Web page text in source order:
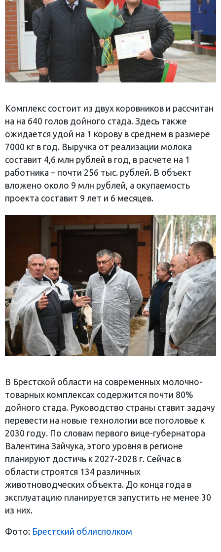
Комплекс состоит из двух коровников и рассчитан
на на 640 голов дойного стада. Здесь также
ожидается удой на 1 корову в среднем в размере
7000 кг в год. Выручка от реализации молока
составит 4,6 млн рублей в год, в расчете на 1
работника – почти 256 тыс. рублей. В объект
вложено около 9 млн рублей, а окупаемость
проекта составит 9 лет и 6 месяцев.
В Брестской области на современных молочно-
товарных комплексах содержится почти 80%
дойного стада. Руководство страны ставит задачу
перевести на новые технологии все поголовье к
2030 году. По словам первого вице-губернатора
Валентина Зайчука, этого уровня в регионе
планируют достичь к 2027-2028 г. Сейчас в
области строятся 134 различных
животноводческих объекта. До конца года в
эксплуатацию планируется запустить не менее 30
из них.
Фото: Брестский облисполком